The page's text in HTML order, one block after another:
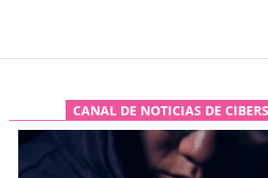
CANAL DE NOTICIAS DE